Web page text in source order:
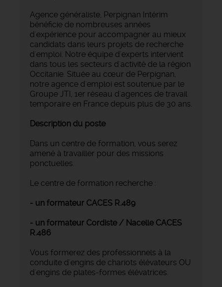
Agence généraliste, Perpignan Intérim
bénéficie de nombreuses années
d'expérience pour accompagner au mieux
candidats dans leurs projets de recherche
d'emploi. Notre équipe d'experts intervient
dans tous les secteurs d'activité de la région
Occitanie. Située au cœur de Perpignan,
notre agence d'emploi est soutenue par le
Groupe JTI, 1er réseau d'agences de travail
temporaire en France depuis plus de 30 ans.
Description du poste
Dans un centre de formation, vous serez
amené à travailler pour des missions
ponctuelles.
Le centre de formation recherche :
- un formateur CACES R.489
- un formateur Cordiste / Nacelle CACES
R.486
Vous formerez des professionnels à la
conduite d'engins de chariots élévateurs OU
d'engins de plates-formes élévatrices.